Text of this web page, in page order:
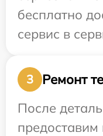
бесплатно
сервис в
3
Ремонт
После